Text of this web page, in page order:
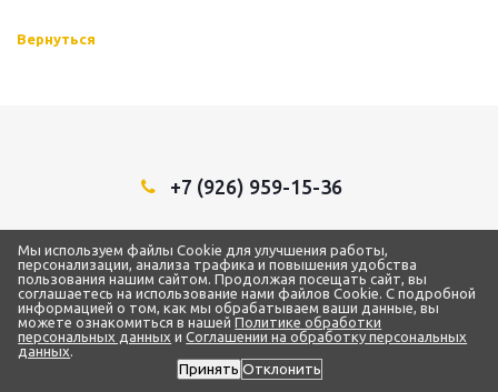
Вернуться
+7 (926) 959-15-36
2018 - 2026 © ТЦ “1Строительный”
ИП Самарин Александр Владимирович
ИНН 772873093959 / ОГРН 319500700004192
Мы используем файлы Cookie для улучшения работы,
персонализации, анализа трафика и повышения удобства
пользования нашим сайтом. Продолжая посещать сайт, вы
соглашаетесь на использование нами файлов Cookie. С подробной
информацией о том, как мы обрабатываем ваши данные, вы
можете ознакомиться в нашейПолитике обработки
персональных данных иСоглашении на обработку персональных
данных.
Принять Отклонить